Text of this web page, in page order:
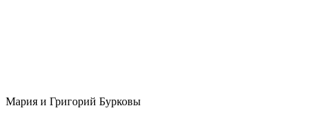
Мария и Григорий Бурковы